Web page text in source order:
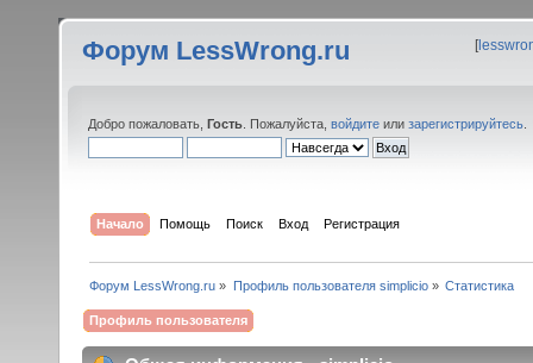
Форум LessWrong.ru [
Добро пожаловать, Гость . Пожалуйста, войдите или зарегистрируйтесь
Начало Помощь Поиск Вход Регистрация
Форум LessWrong.ru » Профиль пользователя simplicio» Статистика
Профиль пользователя